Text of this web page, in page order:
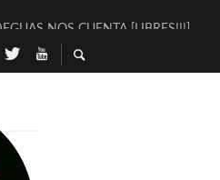
NOS CUENTA [LIBRES!!!]
DE SANDRA MONFORT
DEL DIRECTOR TEATRAL CLAUDIO
DE LA KATARSIS DEL TOMATAZO